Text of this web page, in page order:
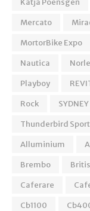
Mercato
MortorBike Expo
Nautica
Playboy
Rock
SYDNEY
Thunderbird Sport
Alluminium
Brembo
Caferare
Cb1100